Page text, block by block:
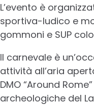
L’evento è
sportiva-ludico e
gommoni e SUP
Il carnevale è
attività all’aria
DMO “Around
archeologiche del